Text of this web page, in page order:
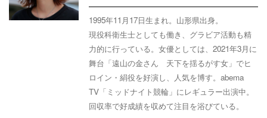
1995年11月17日生まれ。山形県出身。
現役科衛生士としても働き、グラビア活動も精
力的に行っている。女優としては、 2021年3月に
舞台「遠山の金さん 天下を揺るがす女」でヒ
ロイン・絹役を好演し、人気を博す。 abema
TV「ミッドナイト競輪」にレギュラー出演中。
回収率で好成績を収めて注目を浴びている。